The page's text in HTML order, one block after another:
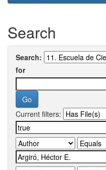
Search
Search:
for
Current filters: